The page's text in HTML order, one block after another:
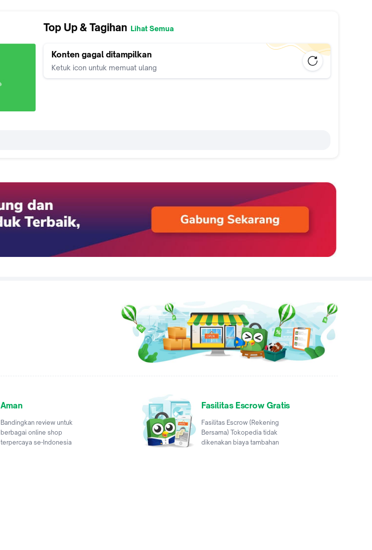
Top Up & Tagihan Lihat Semua
Konten gagal ditampilkan
Ketuk icon untuk memuat ulang
Aman
Bandingkan review untuk
berbagai online shop
terpercaya se-Indonesia
Fasilitas Escrow Gratis
Fasilitas Escrow (Rekening
Bersama) Tokopedia tidak
dikenakan biaya tambahan